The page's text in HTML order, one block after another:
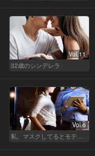
Vol.11
32歳のシンデレラ
Vol.6
私、マスクしてるとモテるんです